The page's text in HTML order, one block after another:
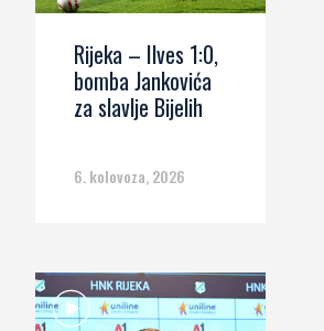
Rijeka – Ilves 1:0,
bomba Jankovića
za slavlje Bijelih
6. kolovoza, 2026